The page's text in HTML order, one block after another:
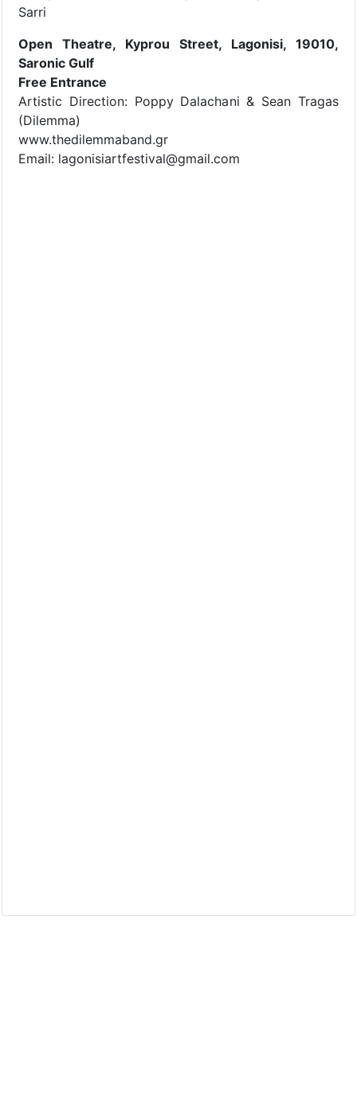
Sarri
Open Theatre, Kyprou Street, Lagonisi, 19010,
Saronic Gulf
Free Entrance
Artistic Direction: Poppy Dalachani & Sean Tragas
(Dilemma)
www.thedilemmaband.gr
Email: lagonisiartfestival@gmail.com